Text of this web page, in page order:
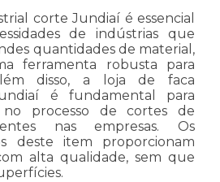
corte Jundiaí é essencial
de indústrias que
quantidades de material,
ferramenta robusta para
disso, a loja de faca
é fundamental para
no processo de cortes de
nas empresas. Os
deste item proporcionam
alta qualidade, sem que